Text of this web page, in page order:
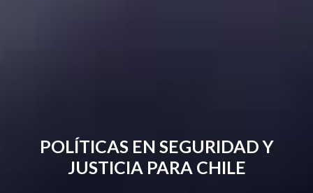
POLÍTICAS EN SEGURIDAD Y
JUSTICIA PARA CHILE